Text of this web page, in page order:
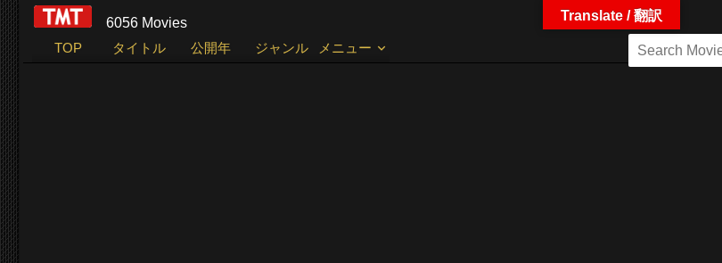
6056 Movies
TOP
タイトル 公開年 ジャンル メニュー
Translate / 翻訳